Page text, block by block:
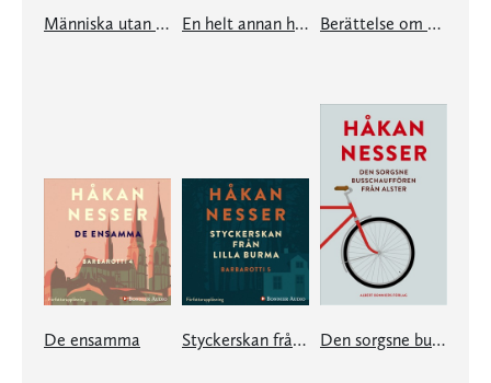
Människa utan hund En helt annan historia Berättelse om herr Roos
De ensamma Styckerskan från Lilla Burma Den sorgsne busschauffören från Alster